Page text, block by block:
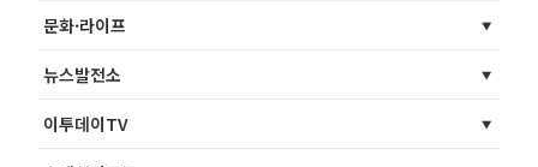
문화·라이프
뉴스발전소
이투데이TV